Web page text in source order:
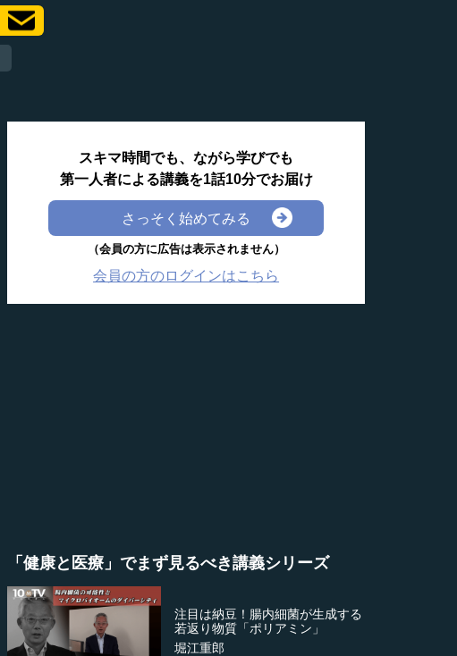
スキマ時間でも、ながら学びでも
第一人者による講義を1話10分でお届け
さっそく始めてみる
（会員の方に広告は表示されません）
会員の方のログインはこちら
「健康と医療」でまず見るべき講義シリーズ
注目は納豆！腸内細菌が生成する
若返り物質「ポリアミン」
堀江重郎